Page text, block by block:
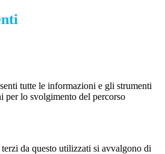
tutte le informazioni e gli strumenti
per lo svolgimento del percorso
da questo utilizzati si avvalgono di